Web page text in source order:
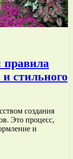
стильного
создания
Это процесс,
и